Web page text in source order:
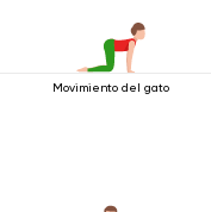
Movimiento del gato